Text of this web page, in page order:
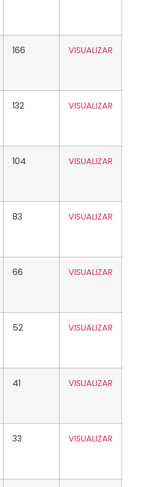
166 VISUALIZAR
132 VISUALIZAR
104 VISUALIZAR
83 VISUALIZAR
66 VISUALIZAR
52 VISUALIZAR
41 VISUALIZAR
33 VISUALIZAR